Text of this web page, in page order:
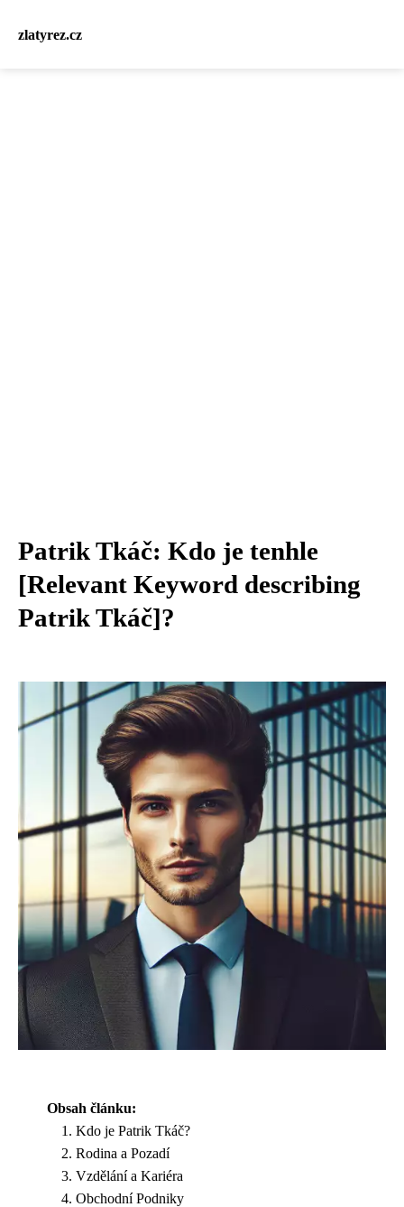
zlatyrez.cz
Patrik Tkáč: Kdo je tenhle
[Relevant Keyword describing
Patrik Tkáč]?
Obsah článku:
Kdo je Patrik Tkáč?
Rodina a Pozadí
Vzdělání a Kariéra
Obchodní Podniky